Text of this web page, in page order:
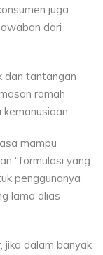
juga
dari
dan tantangan
ramah
mampu
“formulasi yang
penggunanya
lama alias
dalam banyak